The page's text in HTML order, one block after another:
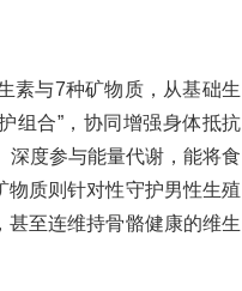
素与7种矿物质，从基础生
组合”，协同增强身体抵抗
深度参与能量代谢，能将食
物质则针对性守护男性生殖
甚至连维持骨骼健康的维生